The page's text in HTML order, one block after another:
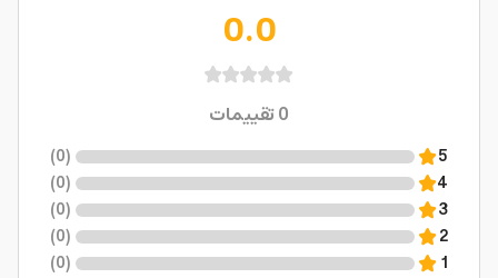
0.0
0تقييمات
5
(
0
)
4
(
0
)
3
(
0
)
2
(
0
)
1
(
0
)